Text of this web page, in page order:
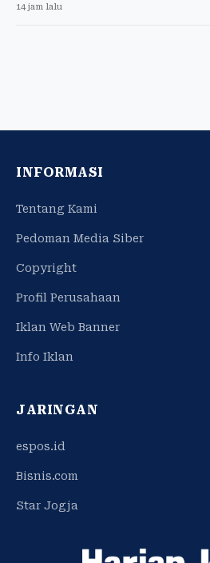
14 jam lalu
INFORMASI
Tentang Kami
Pedoman Media Siber
Copyright
Profil Perusahaan
Iklan Web Banner
Info Iklan
JARINGAN
espos.id
Bisnis.com
Star Jogja